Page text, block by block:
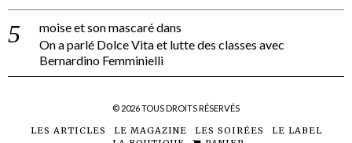
moise et son mascarédans
On a parlé Dolce Vita et lutte des classes avec
Bernardino Femminielli
© 2026TOUS DROITS RÉSERVÉS
LES ARTICLES LE MAGAZINE LES SOIRÉES
LE LABEL